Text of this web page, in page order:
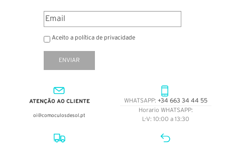
Aceito a política de privacidade
ENVIAR
ATENÇÃO AO CLIENTE
oi@comoculosdesol.pt
WHATSAPP: +34 663 34 44 55
Horario WHATSAPP:
L-V: 10:00 a 13:30